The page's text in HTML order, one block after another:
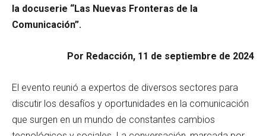
la docuserie “Las Nuevas Fronteras de la
Comunicación”.
Por Redacción, 11 de septiembre de 2024
El evento reunió a expertos de diversos sectores para
discutir los desafíos y oportunidades en la comunicación
que surgen en un mundo de constantes cambios